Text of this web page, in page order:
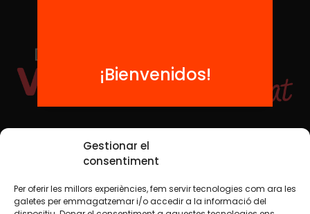
Gestionar el
consentiment
Per oferir les millors experiències, fem servir tecnologies com ara les
galetes per emmagatzemar i/o accedir a la informació del
Redes sociales
TWT YTB IG FB IN
¡Bienvenidos!